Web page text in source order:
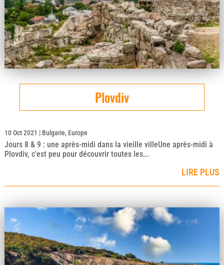
Plovdiv
10 Oct 2021 | Bulgarie, Europe
Jours 8 & 9 : une après-midi dans la vieille villeUne après-midi à
Plovdiv, c'est peu pour découvrir toutes les...
LIRE PLUS